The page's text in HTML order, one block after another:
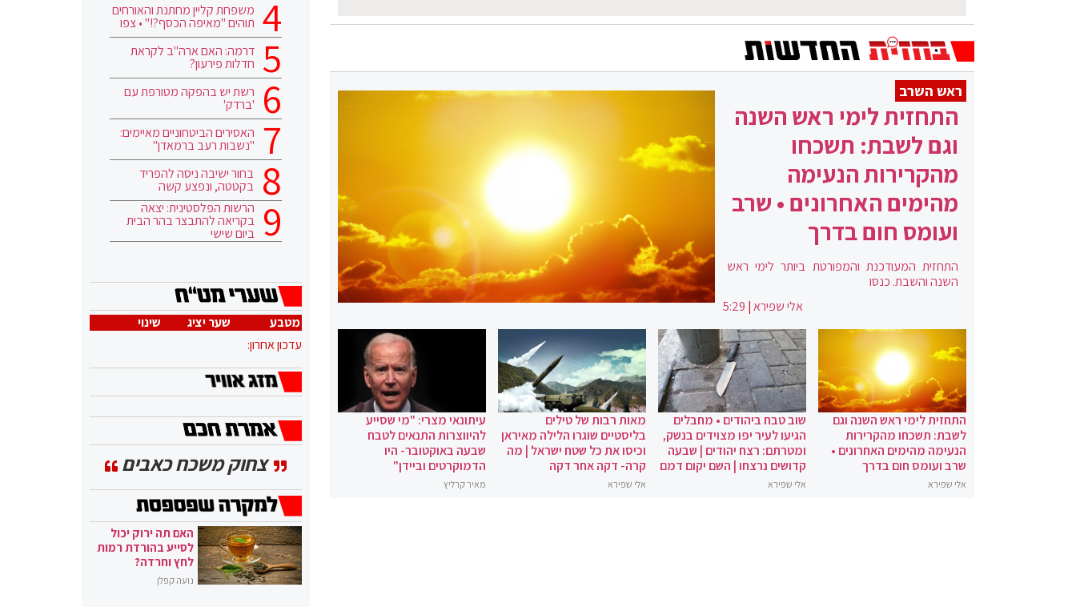
ראש השרב
התחזית לימי ראש השנה
וגם לשבת: תשכחו
מהקרירות הנעימה
מהימים האחרונים • שרב
ועומס חום בדרך
התחזית המעודכנת והמפורטת ביותר לימי ראש
השנה והשבת. כנסו
אלי שפירא|
5:29
התחזית לימי ראש השנה וגם
לשבת: תשכחו מהקרירות
הנעימה מהימים האחרונים •
שרב ועומס חום בדרך
אלי שפירא
שוב טבח ביהודים • מחבלים
הגיעו לעיר יפו מצוידים בנשק,
ומטרתם: רצח יהודים | שבעה
קדושים נרצחו | השם יקום דמם
אלי שפירא
מאות רבות של טילים
בליסטיים שוגרו הלילה מאיראן
וכיסו את כל שטח ישראל | מה
קרה- דקה אחר דקה
אלי שפירא
עיתונאי מצרי: "מי שסייע
להיווצרות התנאים לטבח
שבעה באוקטובר- היו
הדמוקרטים וביידן"
מאיר קרליץ
משפחת קליין מחתנת והאורחים
תוהים "מאיפה הכסף?!" • צפו
דרמה: האם ארה"ב לקראת
חדלות פירעון?
רשת יש בהפקה מטורפת עם
'ברדק'
האסירים הביטחוניים מאיימים:
"נשבות רעב ברמאדן"
בחור ישיבה ניסה להפריד
בקטטה, ונפצע קשה
הרשות הפלסטינית: יצאה
בקריאה להתבצר בהר הבית
ביום שישי
מטבע שער יציג
שינוי
עדכון אחרון:
צחוק משכח כאבים
האם תה ירוק יכול
לסייע בהורדת רמות
לחץ וחרדה?
נועה קפלן